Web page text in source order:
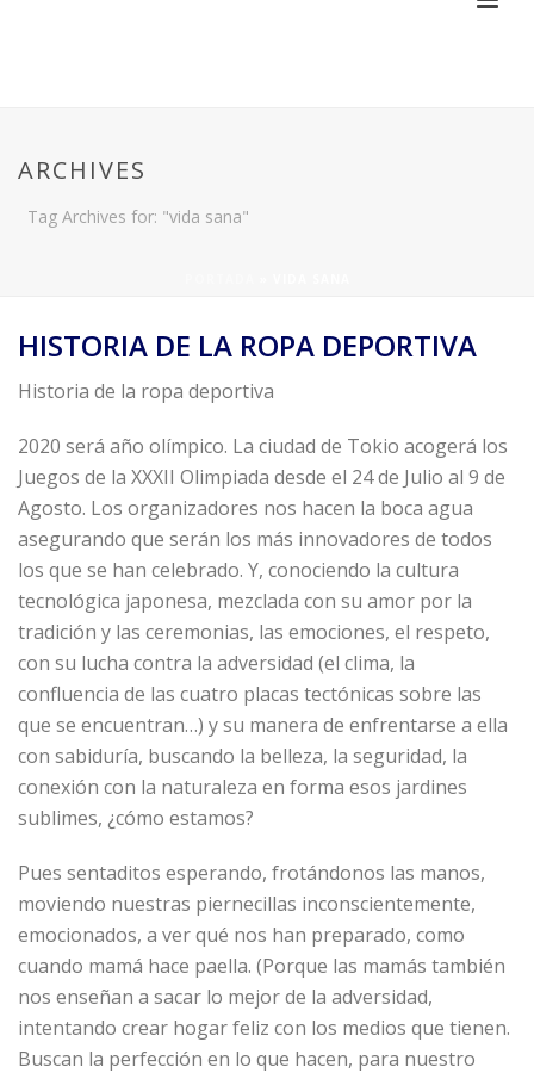
ARCHIVES
Tag Archives for: "vida sana"
HISTORIA DE LA ROPA DEPORTIVA
Historia de la ropa deportiva
2020 será año olímpico. La ciudad de Tokio acogerá los
Juegos de la XXXII Olimpiada desde el 24 de Julio al 9 de
Agosto. Los organizadores nos hacen la boca agua
asegurando que serán los más innovadores de todos
los que se han celebrado. Y, conociendo la cultura
tecnológica japonesa, mezclada con su amor por la
tradición y las ceremonias, las emociones, el respeto,
con su lucha contra la adversidad (el clima, la
confluencia de las cuatro placas tectónicas sobre las
que se encuentran…) y su manera de enfrentarse a ella
con sabiduría, buscando la belleza, la seguridad, la
conexión con la naturaleza en forma esos jardines
sublimes, ¿cómo estamos?
Pues sentaditos esperando, frotándonos las manos,
moviendo nuestras piernecillas inconscientemente,
emocionados, a ver qué nos han preparado, como
cuando mamá hace paella. (Porque las mamás también
nos enseñan a sacar lo mejor de la adversidad,
intentando crear hogar feliz con los medios que tienen.
Buscan la perfección en lo que hacen, para nuestro